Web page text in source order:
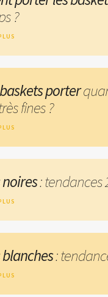
?
porter
fines ?
: tendances
: